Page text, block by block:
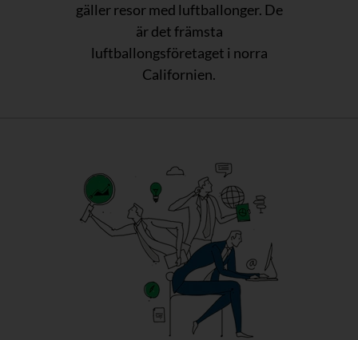
gäller resor med luftballonger. De
är det främsta
luftballongsföretaget i norra
Californien.